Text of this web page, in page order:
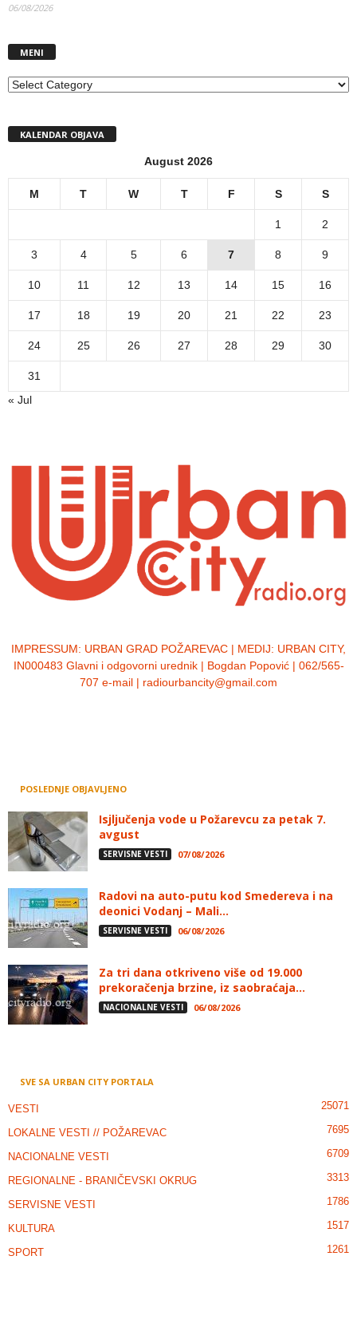
06/08/2026
MENI
MENI
KALENDAR OBJAVA
August 2026
M T W T F S S
1 2
3 4 5 6 7 8 9
10 11 12 13 14 15 16
17 18 19 20 21 22 23
24 25 26 27 28 29 30
31
« Jul
IMPRESSUM: URBAN GRAD POŽAREVAC | MEDIJ: URBAN CITY,
IN000483 Glavni i odgovorni urednik | Bogdan Popović | 062/565-
707 e-mail | radiourbancity@gmail.com
POSLEDNJE OBJAVLJENO
Isjljučenja vode u Požarevcu za petak 7.
avgust
SERVISNE VESTI 07/08/2026
Radovi na auto-putu kod Smedereva i na
deonici Vodanj – Mali...
SERVISNE VESTI 06/08/2026
Za tri dana otkriveno više od 19.000
prekoračenja brzine, iz saobraćaja...
NACIONALNE VESTI 06/08/2026
SVE SA URBAN CITY PORTALA
VESTI 25071
LOKALNE VESTI // POŽAREVAC 7695
NACIONALNE VESTI 6709
REGIONALNE - BRANIČEVSKI OKRUG 3313
SERVISNE VESTI 1786
KULTURA 1517
SPORT 1261